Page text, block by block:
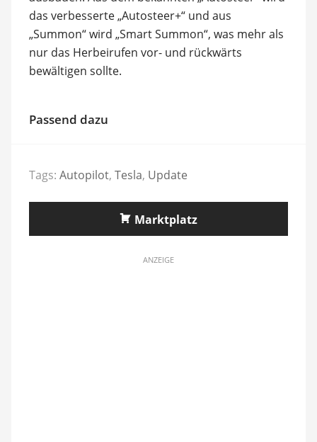
das verbesserte „Autosteer+“ und aus
„Summon“ wird „Smart Summon“, was mehr als
nur das Herbeirufen vor- und rückwärts
bewältigen sollte.
Passend dazu
Tags: Autopilot, Tesla, Update
Marktplatz
ANZEIGE